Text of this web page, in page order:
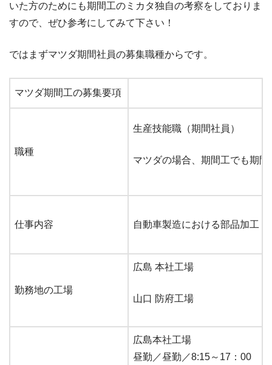
いた方のためにも期間工のミカタ独自の考察をしておりま
すので、ぜひ参考にしてみて下さい！
ではまずマツダ期間社員の募集職種からです。
マツダ期間工の募集要項
職種
生産技能職（期間社員）
マツダの場合、期間工でも期
仕事内容 自動車製造における部品加工
勤務地の工場
広島 本社工場
山口 防府工場
広島本社工場
昼勤／昼勤／8:15～17：00